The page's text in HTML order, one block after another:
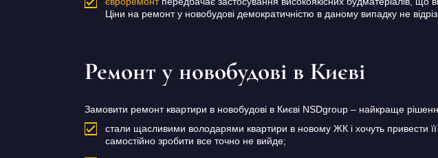
Ціни на ремонт у новобудові демократичністю в даному випадку не
Ремонт у новобудові в Києві
Замовити ремонт квартири в новобудові в Києві NSDgroup – найкраще
стали щасливими володарями квартири в новому ЖК і хочуть привести
самостійно зробити все точно не вийде;